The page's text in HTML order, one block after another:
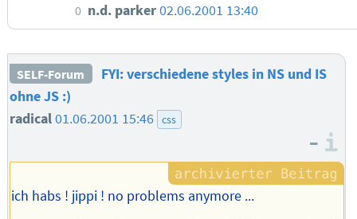
0 n.d. parker02.06.2001 13:40
SELF-Forum
FYI: verschiedene styles in NS und IS
ohne JS :)
radical01.06.2001 15:46 css
–
ich habs ! jippi ! no problems anymore ...